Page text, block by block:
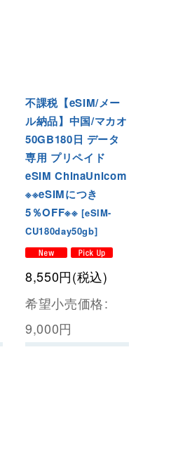
不課税【eSIM/メー
ル納品】中国/マカオ
50GB180日 データ
専用 プリペイド
eSIM ChinaUnicom
※※eSIMにつき
5％OFF※※ [eSIM-
CU180day50gb]
8,550円(税込)
希望小売価格:
9,000円